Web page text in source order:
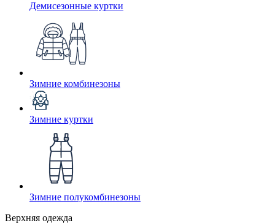
Демисезонные куртки
Зимние комбинезоны
Зимние куртки
Зимние полукомбинезоны
Верхняя одежда